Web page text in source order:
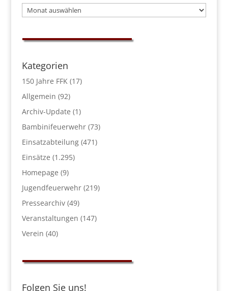
Archiv
Kategorien
150 Jahre FFK(17)
Allgemein (92)
Archiv-Update (1)
Bambinifeuerwehr(73)
Einsatzabteilung(471)
Einsätze (1.295)
Homepage (9)
Jugendfeuerwehr(219)
Pressearchiv(49)
Veranstaltungen (147)
Verein (40)
Folgen Sie uns!